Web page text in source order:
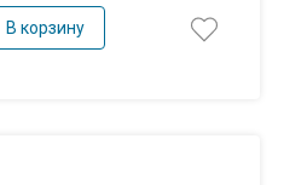
В корзину